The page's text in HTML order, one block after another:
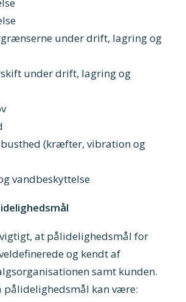
under drift, lagring og
under drift, lagring og
(kræfter, vibration og
vandbeskyttelse
at pålidelighedsmål for
og kendt af
samt kunden.
pålidelighedsmål kan være: